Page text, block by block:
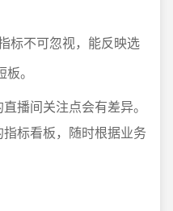
标不可忽视，能反映选
。
播间关注点会有差异。
标看板，随时根据业务